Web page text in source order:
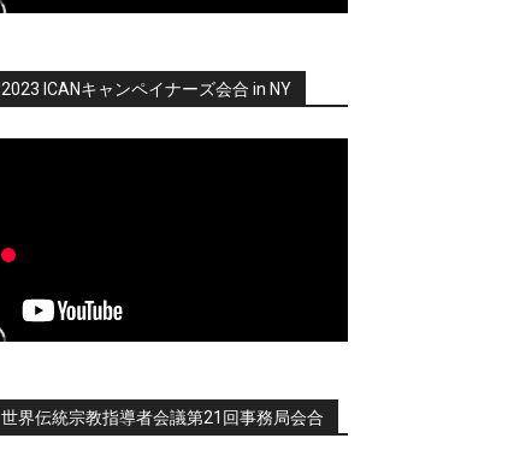
2023 ICANキャンペイナーズ会合 in NY
世界伝統宗教指導者会議第21回事務局会合